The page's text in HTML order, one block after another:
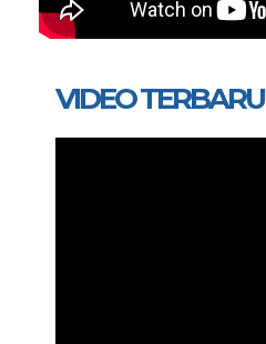
VIDEO TERBARU